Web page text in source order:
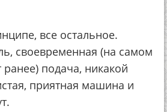
все остальное.
своевременная (на самом
подача, никакой
приятная машина и